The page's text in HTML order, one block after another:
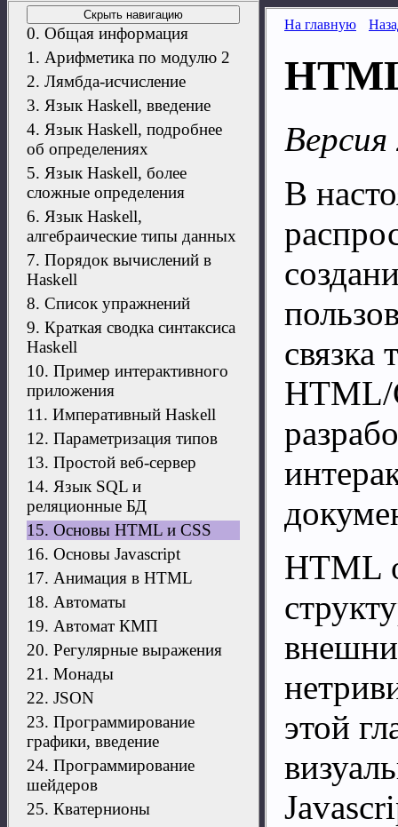
Скрыть навигацию
0. Общая информация
1. Арифметика по модулю 2
2. Лямбда-исчисление
3. Язык Haskell, введение
4. Язык Haskell, подробнее
об определениях
5. Язык Haskell, более
сложные определения
6. Язык Haskell,
алгебраические типы данных
7. Порядок вычислений в
Haskell
8. Список упражнений
9. Краткая сводка синтаксиса
Haskell
10. Пример интерактивного
приложения
11. Императивный Haskell
12. Параметризация типов
13. Простой веб-сервер
14. Язык SQL и
реляционные БД
15. Основы HTML и CSS
16. Основы Javascript
17. Анимация в HTML
18. Автоматы
19. Автомат КМП
20. Регулярные выражения
21. Монады
22. JSON
23. Программирование
графики, введение
24. Программирование
шейдеров
25. Кватернионы
На главную
В
связка
HTML/
HTML
этой